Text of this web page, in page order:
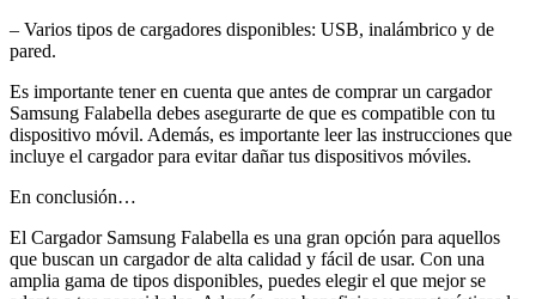
– Varios tipos de cargadores disponibles: USB, inalámbrico y de
pared.
Es importante tener en cuenta que antes de comprar un cargador
Samsung Falabella debes asegurarte de que es compatible con tu
dispositivo móvil. Además, es importante leer las instrucciones que
incluye el cargador para evitar dañar tus dispositivos móviles.
En conclusión…
El Cargador Samsung Falabella es una gran opción para aquellos
que buscan un cargador de alta calidad y fácil de usar. Con una
amplia gama de tipos disponibles, puedes elegir el que mejor se